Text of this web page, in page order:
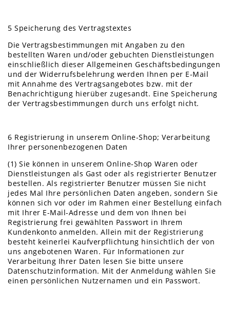
5 Speicherung des Vertragstextes
Die Vertragsbestimmungen mit Angaben zu den
bestellten Waren und/oder gebuchten Dienstleistungen
einschließlich dieser Allgemeinen Geschäftsbedingungen
und der Widerrufsbelehrung werden Ihnen per E-Mail
mit Annahme des Vertragsangebotes bzw. mit der
Benachrichtigung hierüber zugesandt. Eine Speicherung
der Vertragsbestimmungen durch uns erfolgt nicht.
6 Registrierung in unserem Online-Shop; Verarbeitung
Ihrer personenbezogenen Daten
(1) Sie können in unserem Online-Shop Waren oder
Dienstleistungen als Gast oder als registrierter Benutzer
bestellen. Als registrierter Benutzer müssen Sie nicht
jedes Mal Ihre persönlichen Daten angeben, sondern Sie
können sich vor oder im Rahmen einer Bestellung einfach
mit Ihrer E-Mail-Adresse und dem von Ihnen bei
Registrierung frei gewählten Passwort in Ihrem
Kundenkonto anmelden. Allein mit der Registrierung
besteht keinerlei Kaufverpflichtung hinsichtlich der von
uns angebotenen Waren. Für Informationen zur
Verarbeitung Ihrer Daten lesen Sie bitte unsere
Datenschutzinformation. Mit der Anmeldung wählen Sie
einen persönlichen Nutzernamen und ein Passwort.